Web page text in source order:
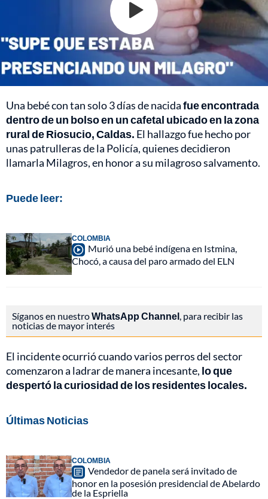
Una bebé con tan solo 3 días de nacidafue encontrada
dentro de un bolso en un cafetal ubicado en la zona
rural de Riosucio, Caldas. El hallazgo fue hecho por
unas patrulleras de la Policía, quienes decidieron
llamarla Milagros, en honor a su milagroso salvamento.
Puede leer:
COLOMBIA
Murió una bebé indígena en Istmina,
Chocó, a causa del paro armado del ELN
Síganos en nuestroWhatsApp Channel , para recibir las
noticias de mayor interés
El incidente ocurrió cuando varios perros del sector
comenzaron a ladrar de manera incesante, lo que
despertó la curiosidad de los residentes locales.
Últimas Noticias
COLOMBIA
Vendedor de panela será invitado de
honor en la posesión presidencial de Abelardo
de la Espriella